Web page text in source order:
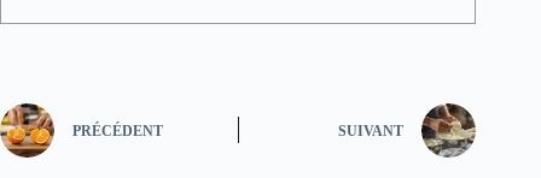
PRÉCÉDENT SUIVANT